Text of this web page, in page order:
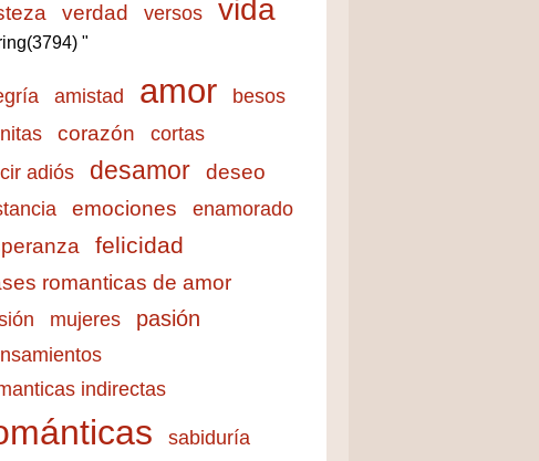
verdad versos vida
"
amistad amor besos
corazón cortas
adiós desamor deseo
emociones enamorado
felicidad
romanticas de amor
mujeres pasión
indirectas
sabiduría